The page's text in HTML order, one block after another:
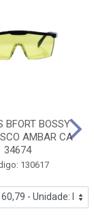
BFORT BOSSY
AMBAR CA
34674
130617